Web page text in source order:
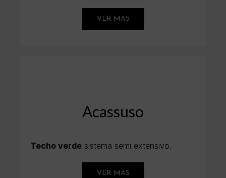
VER MAS
Acassuso
Techo verde sistema semi extensivo.
VER MAS